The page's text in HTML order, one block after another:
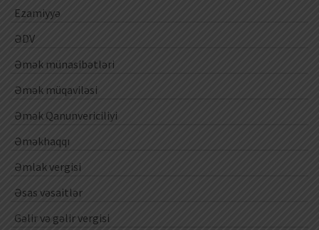
Ezamiyyə
ƏDV
Əmək münasibətləri
Əmək müqaviləsi
Əmək Qanunvericiliyi
Əməkhaqqı
Əmlak vergisi
Əsas vəsaitlər
Gəlir və gəlir vergisi